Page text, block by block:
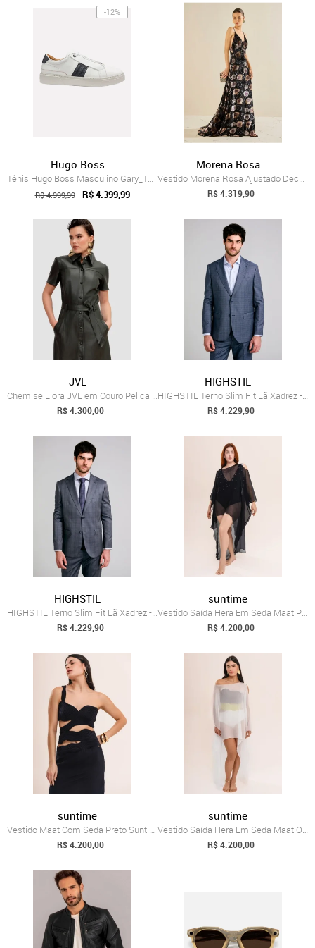
-12%
Hugo Boss
Tênis Hugo Boss Masculino Gary_Tenn_Itelwv Branco
R$ 4.999,99 R$ 4.399,99
Morena Rosa
Vestido Morena Rosa Ajustado Decote V Co...
R$ 4.319,90
JVL
Chemise Liora JVL em Couro Pelica Verde
R$ 4.300,00
HIGHSTIL
HIGHSTIL Terno Slim Fit Lã Xadrez - Azul Médio
R$ 4.229,90
HIGHSTIL
HIGHSTIL Terno Slim Fit Lã Xadrez - Azul...
R$ 4.229,90
suntime
Vestido Saída Hera Em Seda Maat Preto Suntime
R$ 4.200,00
suntime
Vestido Maat Com Seda Preto Suntime
R$ 4.200,00
suntime
Vestido Saída Hera Em Seda Maat Off White Suntime
R$ 4.200,00